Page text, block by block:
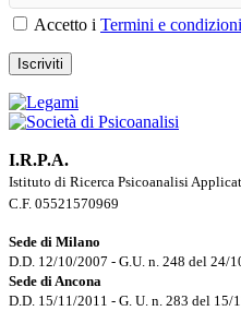
Accetto i Termini e condizioni
Iscriviti
I.R.P.A.
Istituto di Ricerca Psicoanalisi
C.F. 05521570969
Sede di Milano
D.D. 12/10/2007 - G.U. n. 248 del 24/
Sede di Ancona
D.D. 15/11/2011 - G. U. n. 283 del 15/